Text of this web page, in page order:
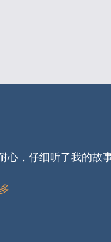
心，仔细听了我的故